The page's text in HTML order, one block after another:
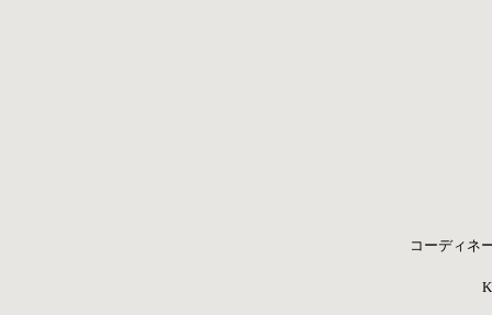
コーディネ